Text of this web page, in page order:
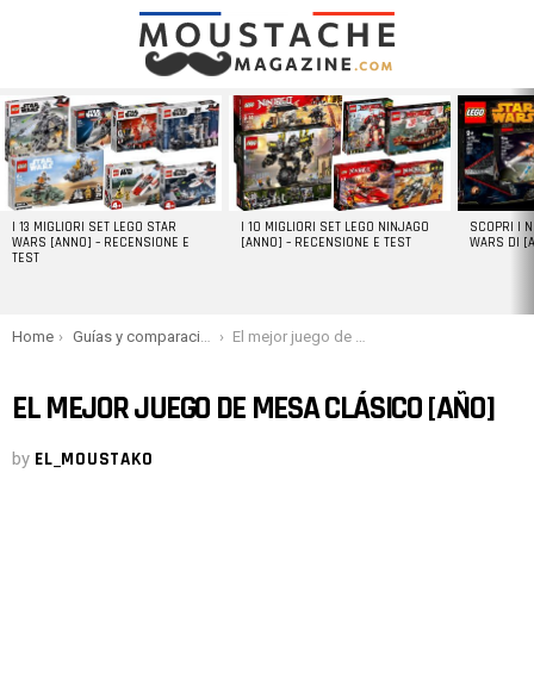
LATEST
STORIES
I 13 MIGLIORI SET LEGO STAR
WARS [ANNO] – RECENSIONE E
TEST
I 10 MIGLIORI SET LEGO NINJAGO
[ANNO] – RECENSIONE E TEST
SCOPRI I
WARS DI
You are here:
Home Guías y comparaciones El mejor juego de mesa clásico [año]
EL MEJOR JUEGO DE MESA CLÁSICO [AÑO]
by EL_MOUSTAKO